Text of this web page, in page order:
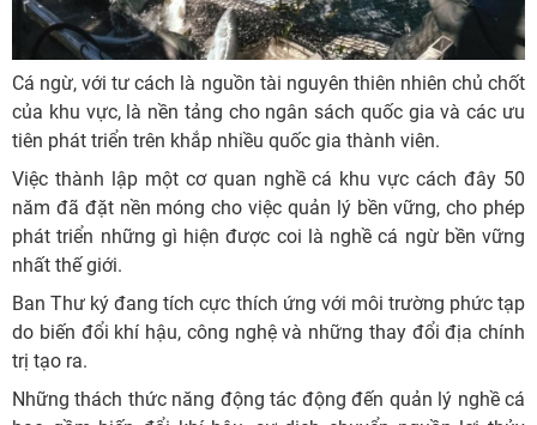
Cá ngừ, với tư cách là nguồn tài nguyên thiên nhiên chủ chốt
của khu vực, là nền tảng cho ngân sách quốc gia và các ưu
tiên phát triển trên khắp nhiều quốc gia thành viên.
Việc thành lập một cơ quan nghề cá khu vực cách đây 50
năm đã đặt nền móng cho việc quản lý bền vững, cho phép
phát triển những gì hiện được coi là nghề cá ngừ bền vững
nhất thế giới.
Ban Thư ký đang tích cực thích ứng với môi trường phức tạp
do biến đổi khí hậu, công nghệ và những thay đổi địa chính
trị tạo ra.
Những thách thức năng động tác động đến quản lý nghề cá